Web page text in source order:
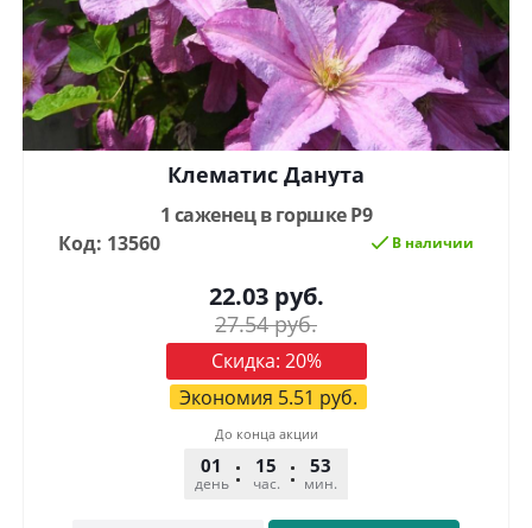
Клематис Данута
1 саженец в горшке Р9
Код: 13560
В наличии
22.03руб.
27.54руб.
Скидка: 20%
Экономия 5.51 руб.
До конца акции
01
день
15
час.
53
мин.